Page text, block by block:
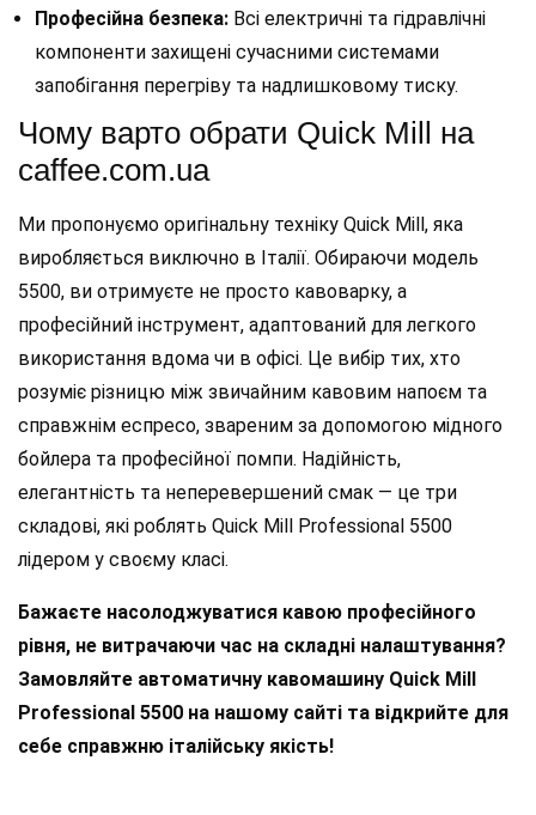
Професійна безпека: Всі електричні та гідравлічні
компоненти захищені сучасними системами
запобігання перегріву та надлишковому тиску.
Чому варто обрати Quick Mill на
caffee.com.ua
Ми пропонуємо оригінальну техніку Quick Mill, яка
виробляється виключно в Італії. Обираючи модель
5500, ви отримуєте не просто кавоварку, а
професійний інструмент, адаптований для легкого
використання вдома чи в офісі. Це вибір тих, хто
розуміє різницю між звичайним кавовим напоєм та
справжнім еспресо, звареним за допомогою мідного
бойлера та професійної помпи. Надійність,
елегантність та неперевершений смак — це три
складові, які роблять Quick Mill Professional 5500
лідером у своєму класі.
Бажаєте насолоджуватися кавою професійного
рівня, не витрачаючи час на складні налаштування?
Замовляйте автоматичну кавомашину Quick Mill
Professional 5500 на нашому сайті та відкрийте для
себе справжню італійську якість!